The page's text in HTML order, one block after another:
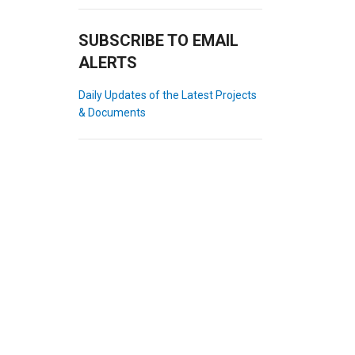
SUBSCRIBE TO EMAIL
ALERTS
Daily Updates of the Latest Projects
& Documents